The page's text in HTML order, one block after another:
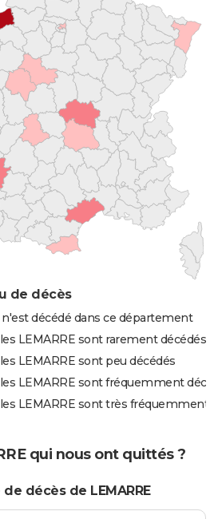
de décès
n'est décédé dans ce département
LEMARRE sont rarement décédés
LEMARRE sont peu décédés
LEMARRE sont fréquemment
LEMARRE sont très fréquemment
qui nous ont quittés ?
décès de LEMARRE